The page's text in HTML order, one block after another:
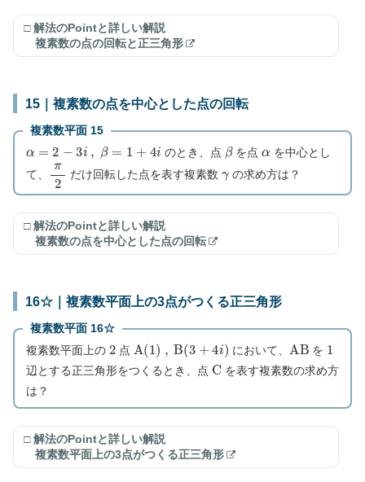
□ 解法のPointと詳しい解説
複素数の点の回転と正三角形
15｜複素数の点を中心とした点の回転
複素数平面 15
−3 β + i のとき、点 βを点
を中心とし
て、
π2 だけ回転した点を表す複素数 の求め方は？
□ 解法のPointと詳しい解説
複素数の点を中心とした点の回転
16☆｜複素数平面上の3点がつくる正三角形
複素数平面 16☆
複素数平面上の 2点 A (1 ) B(3 4 ) において、 A B を 1
辺とする正三角形をつくるとき、点 C を表す複素数の求め方
は？
□ 解法のPointと詳しい解説
複素数平面上の3点がつくる正三角形